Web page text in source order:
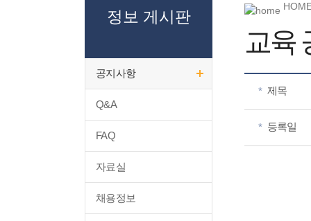
정보 게시판
공지사항
Q&A
FAQ
자료실
채용정보
교육
* 제목
* 등록일